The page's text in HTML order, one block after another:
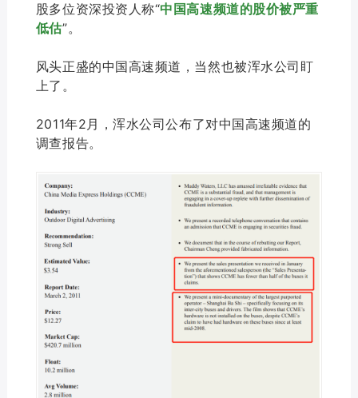
股多位资深投资人称“中国高速频道的股价被严重
低估”。
风头正盛的中国高速频道，当然也被浑水公司盯
上了。
2011年2月，浑水公司公布了对中国高速频道的
调查报告。